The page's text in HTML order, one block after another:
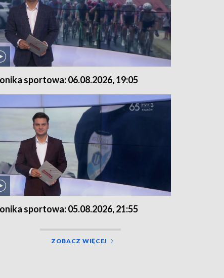
sportowa: 06.08.2026, 19:05
sportowa: 05.08.2026, 21:55
ZOBACZ WIĘCEJ